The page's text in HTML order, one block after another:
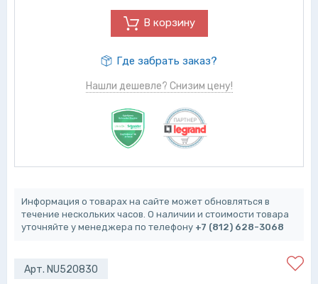
В корзину
Где забрать заказ?
Нашли дешевле? Снизим цену!
Информация о товарах на сайте может обновляться в
течение нескольких часов. О наличии и стоимости товара
уточняйте у менеджера по телефону +7 (812) 628-3068
Арт. NU520830